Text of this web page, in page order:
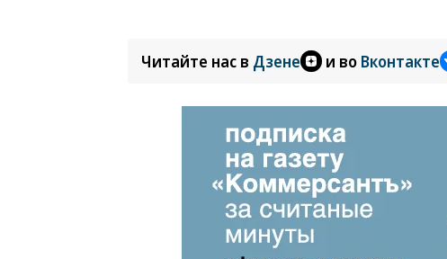
Читайте нас в Дзене и во Вконтакте